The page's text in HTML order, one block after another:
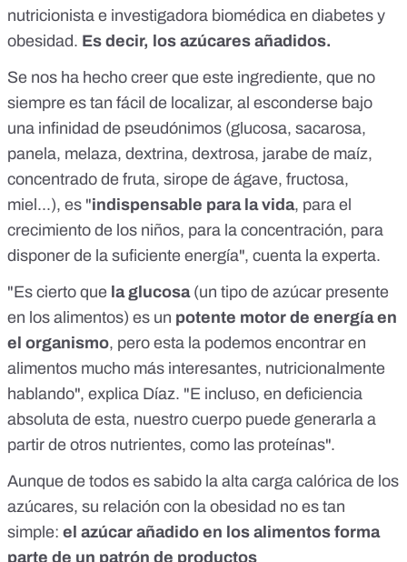
nutricionista e investigadora biomédica en diabetes y
obesidad. Es decir, los azúcares añadidos.
Se nos ha hecho creer que este ingrediente, que no
siempre es tan fácil de localizar, al esconderse bajo
una infinidad de pseudónimos (glucosa, sacarosa,
panela, melaza, dextrina, dextrosa, jarabe de maíz,
concentrado de fruta, sirope de ágave, fructosa,
miel...), es "indispensable para la vida, para el
crecimiento de los niños, para la concentración, para
disponer de la suficiente energía", cuenta la experta.
"Es cierto que la glucosa(un tipo de azúcar presente
en los alimentos) es un potente motor de energía en
el organismo, pero esta la podemos encontrar en
alimentos mucho más interesantes, nutricionalmente
hablando", explica Díaz. "E incluso, en deficiencia
absoluta de esta, nuestro cuerpo puede generarla a
partir de otros nutrientes, como las proteínas".
Aunque de todos es sabido la alta carga calórica de los
azúcares, su relación con la obesidad no es tan
simple: el azúcar añadido en los alimentos forma
parte de un patrón de productos